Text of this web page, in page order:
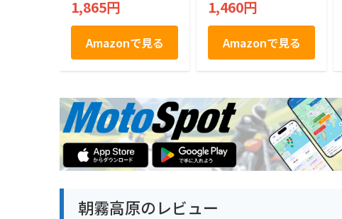
1,865円
Amazonで見る
1,460円
Amazonで見る
朝霧高原のレビュー